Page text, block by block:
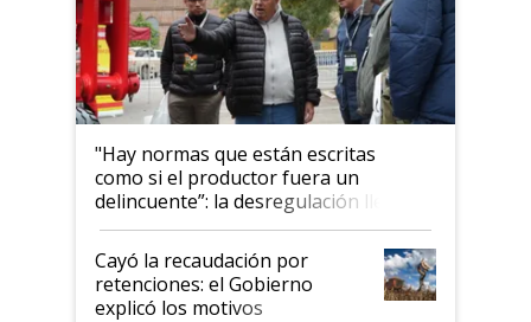
"Hay normas que están escritas
como si el productor fuera un
delincuente”: la desregulación llegó
al Congreso Aapresid y hasta se
habló del financiamiento al IPCVA
Cayó la recaudación por
retenciones: el Gobierno
explicó los motivos